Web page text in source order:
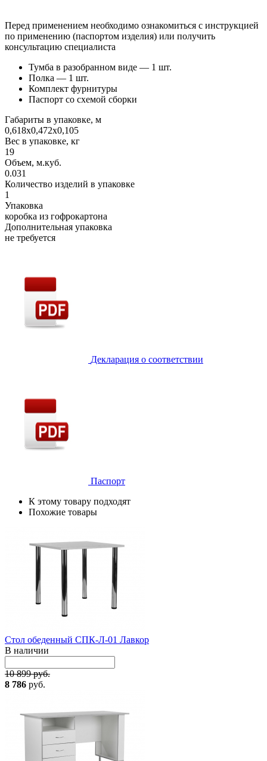
Перед применением необходимо ознакомиться с инструкцией
по применению (паспортом изделия) или получить
консультацию специалиста
Тумба в разобранном виде — 1 шт.
Полка — 1 шт.
Комплект фурнитуры
Паспорт со схемой сборки
Габариты в упаковке, м
0,618х0,472х0,105
Вес в упаковке, кг
19
Объем, м.куб.
0.031
Количество изделий в упаковке
1
Упаковка
коробка из гофрокартона
Дополнительная упаковка
не требуется
Декларация о соответствии
Паспорт
К этому товару подходят
Похожие товары
Стол обеденный СПК-Л-01 Лавкор
В наличии
10 899 руб.
8 786 руб.